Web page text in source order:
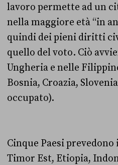
lavoro permette ad un
nella maggiore età “in
quindi dei pieni diritti
quello del voto. Ciò
Ungheria e nelle
Bosnia, Croazia,
occupato).
Cinque Paesi prevedono
Timor Est, Etiopia,